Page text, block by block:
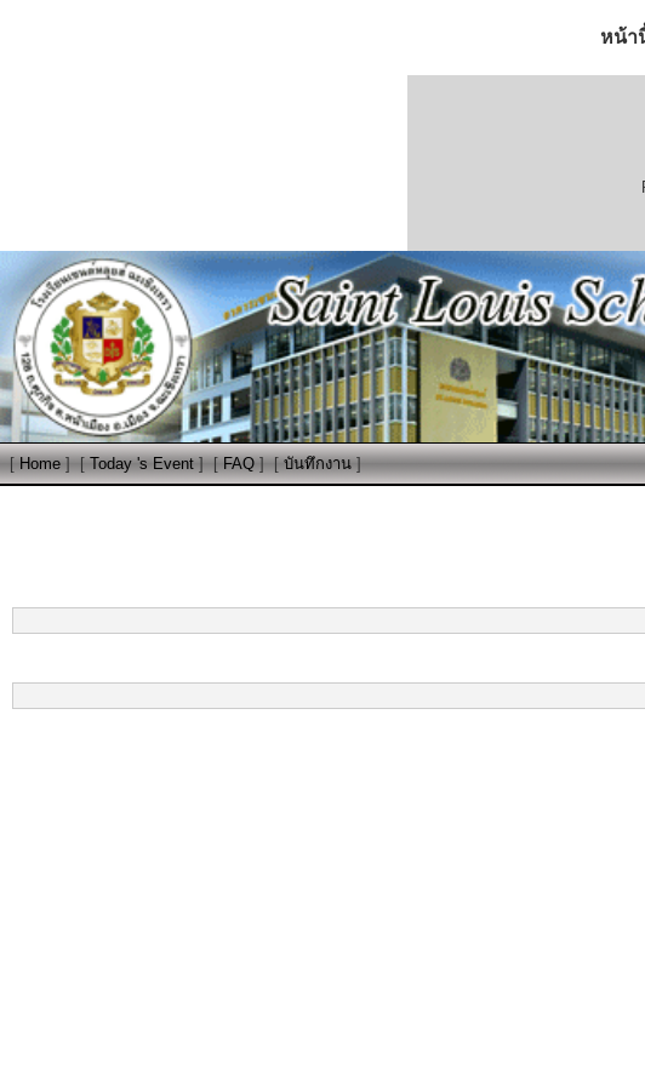
หน้า
[Home] [Today 's Event] [FAQ] [บันทึกงาน]